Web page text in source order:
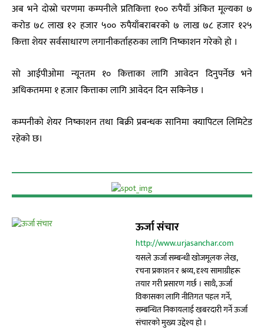
अब भने दोस्रो चरणमा कम्पनीले प्रतिकित्ता १०० रुपैयाँ अंकित मूल्यका ७
करोड ७८ लाख १२ हजार ५०० रुपैयाँबराबरको ७ लाख ७८ हजार १२५
कित्ता शेयर सर्वसाधारण लगानीकर्ताहरुका लागि निष्काशन गरेको हो ।
सो आईपीओमा न्यूनतम १० कित्ताका लागि आवेदन दिनुपर्नेछ भने
अधिकतममा १ हजार कित्ताका लागि आवेदन दिन सकिनेछ ।
कम्पनीको शेयर निष्काशन तथा बिक्री प्रबन्धक सानिमा क्यापिटल लिमिटेड
रहेको छ।
ऊर्जा संचार
http://www.urjasanchar.com
यसले ऊर्जा सम्बन्धी खोजमूलक लेख,
रचना प्रकाशन र श्रव्य, दृश्य सामाग्रीहरू
तयार गरी प्रसारण गर्छ । साथै, ऊर्जा
विकासका लागि नीतिगत पहल गर्ने,
सम्बन्धित निकायलाई खबरदारी गर्ने ऊर्जा
संचारको मुख्य उद्देश्य हो ।